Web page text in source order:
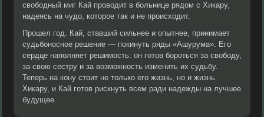
свободный миг Кай проводит в больнице рядом с Хикару,
надеясь на чудо, которое так и не происходит.
Прошел год. Кай, ставший сильнее и опытнее, принимает
судьбоносное решение — покинуть ряды «Ашурума». Его
сердце наполняет решимость: он готов бороться за свободу,
за свою сестру и за возможность изменить их судьбу.
Теперь на кону стоит не только его жизнь, но и жизнь
Хикару, и Кай готов рискнуть всем ради надежды на лучшее
будущее.